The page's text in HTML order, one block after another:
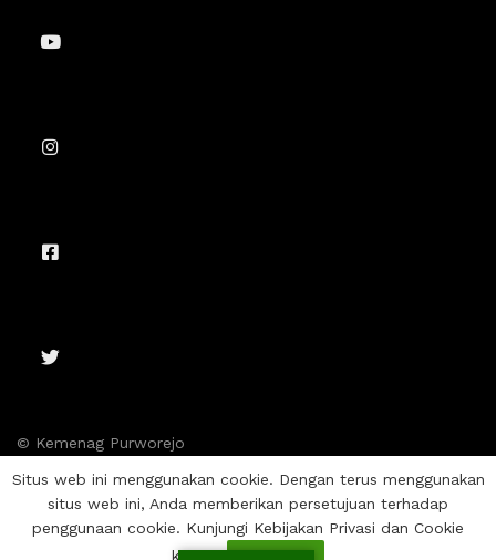
© Kemenag Purworejo
Situs web ini menggunakan cookie. Dengan terus menggunakan
situs web ini, Anda memberikan persetujuan terhadap
penggunaan cookie. Kunjungi Kebijakan Privasi dan Cookie
kami.